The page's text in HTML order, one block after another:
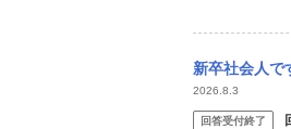
新卒社会人です。 いつか
2026.8.3
回答受付終了